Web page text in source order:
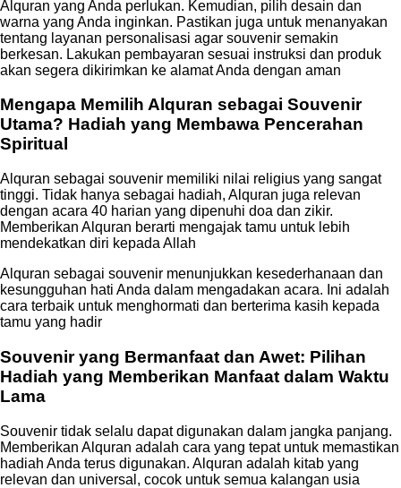
Alquran yang Anda perlukan. Kemudian, pilih desain dan
warna yang Anda inginkan. Pastikan juga untuk menanyakan
tentang layanan personalisasi agar souvenir semakin
berkesan. Lakukan pembayaran sesuai instruksi dan produk
akan segera dikirimkan ke alamat Anda dengan aman
Mengapa Memilih Alquran sebagai Souvenir
Utama? Hadiah yang Membawa Pencerahan
Spiritual
Alquran sebagai souvenir memiliki nilai religius yang sangat
tinggi. Tidak hanya sebagai hadiah, Alquran juga relevan
dengan acara 40 harian yang dipenuhi doa dan zikir.
Memberikan Alquran berarti mengajak tamu untuk lebih
mendekatkan diri kepada Allah
Alquran sebagai souvenir menunjukkan kesederhanaan dan
kesungguhan hati Anda dalam mengadakan acara. Ini adalah
cara terbaik untuk menghormati dan berterima kasih kepada
tamu yang hadir
Souvenir yang Bermanfaat dan Awet: Pilihan
Hadiah yang Memberikan Manfaat dalam Waktu
Lama
Souvenir tidak selalu dapat digunakan dalam jangka panjang.
Memberikan Alquran adalah cara yang tepat untuk memastikan
hadiah Anda terus digunakan. Alquran adalah kitab yang
relevan dan universal, cocok untuk semua kalangan usia